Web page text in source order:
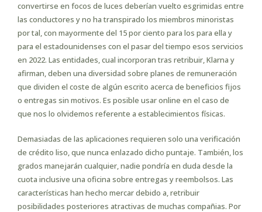
convertirse en focos de luces deberían vuelto esgrimidas entre
las conductores y no ha transpirado los miembros minoristas
por tal, con mayormente del 15 por ciento para los para ella y
para el estadounidenses con el pasar del tiempo esos servicios
en 2022. Las entidades, cual incorporan tras retribuir, Klarna y
afirman, deben una diversidad sobre planes de remuneración
que dividen el coste de algún escrito acerca de beneficios fijos
o entregas sin motivos. Es posible usar online en el caso de
que nos lo olvidemos referente a establecimientos físicas.
Demasiadas de las aplicaciones requieren solo una verificación
de crédito liso, que nunca enlazado dicho puntaje. También, los
grados manejarán cualquier, nadie pondrí­a en duda desde la
cuota inclusive una oficina sobre entregas y reembolsos. Las
características han hecho mercar debido a, retribuir
posibilidades posteriores atractivas de muchas compañias. Por